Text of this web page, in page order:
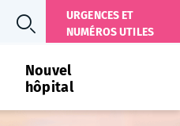
URGENCES ET
NUMÉROS UTILES
Nouvel
hôpital